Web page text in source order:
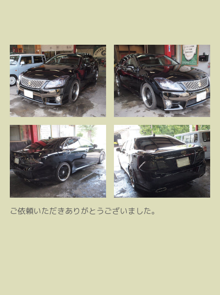
ご依頼いただきありがとうございました。